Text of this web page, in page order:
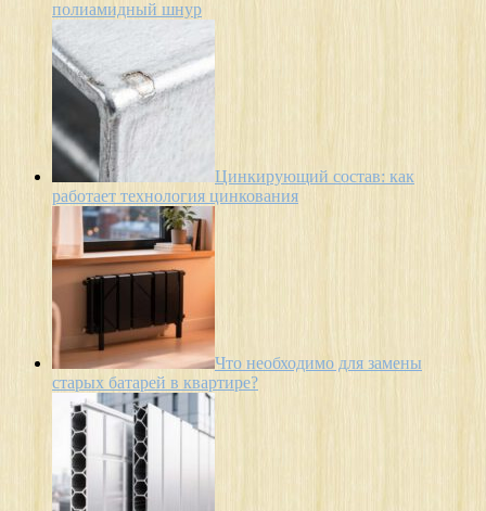
полиамидный шнур
Цинкирующий состав: как
работает технология цинкования
Что необходимо для замены
старых батарей в квартире?